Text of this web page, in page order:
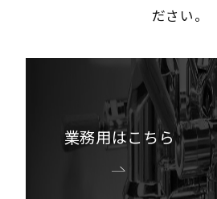
ださい。
業務用はこちら